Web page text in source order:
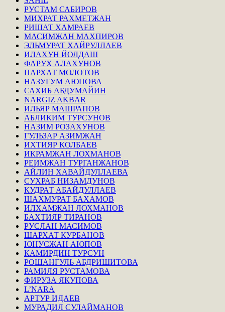
РУСТАМ САБИРОВ
МИХРАТ РАХМЕТЖАН
РИШАТ ХАМРАЕВ
МАСИМЖАН МАХПИРОВ
ЭЛЬМУРАТ ХАЙРУЛЛАЕВ
ИЛАХУН ЙОЛДАШ
ФАРУХ АЛАХУНОВ
ПАРХАТ МОЛОТОВ
НАЗУГУМ АЮПОВА
САХИБ АБДУМАЙИН
NARGIZ AKBAR
ИЛЬЯР МАШРАПОВ
АБЛИКИМ ТУРСУНОВ
НАЗИМ РОЗАХУНОВ
ГУЛЬЗАР АЗИМЖАН
ИХТИЯР КОЛБАЕВ
ИКРАМЖАН ЛОХМАНОВ
РЕИМЖАН ТУРГАНЖАНОВ
АЙЛИН ХАВАЙДУЛЛАЕВА
СУХРАБ НИЗАМДУНОВ
КУДРАТ АБАЙДУЛЛАЕВ
ШАХМУРАТ БАХАМОВ
ИЛХАМЖАН ЛОХМАНОВ
БАХТИЯР ТИРАНОВ
РУСЛАН МАСИМОВ
ШАРХАТ КУРБАНОВ
ЮНУСЖАН АЮПОВ
КАМИРДИН ТУРСУН
РОШАНГУЛЬ АБДРИШИТОВА
РАМИЛЯ РУСТАМОВА
ФИРУЗА ЯКУПОВА
L’NARA
АРТУР ИДАЕВ
МУРАДИЛ СУЛАЙМАНОВ